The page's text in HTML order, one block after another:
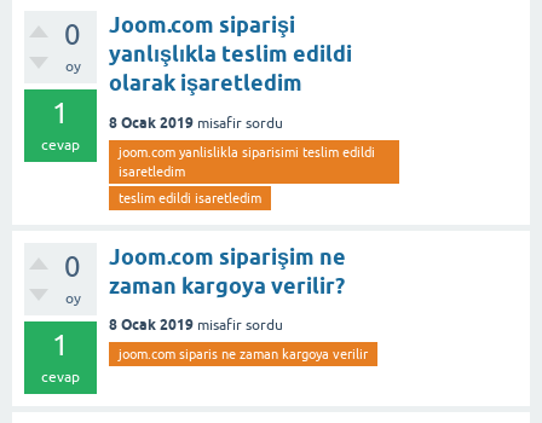
0
oy
1
cevap
Joom.com siparişi
yanlışlıkla teslim edildi
olarak işaretledim
8 Ocak 2019 misafir sordu
joom.com yanlislikla siparisimi teslim edildi
isaretledim
teslim edildi isaretledim
0
oy
1
cevap
Joom.com siparişim ne
zaman kargoya verilir?
8 Ocak 2019 misafir sordu
joom.com siparis ne zaman kargoya verilir